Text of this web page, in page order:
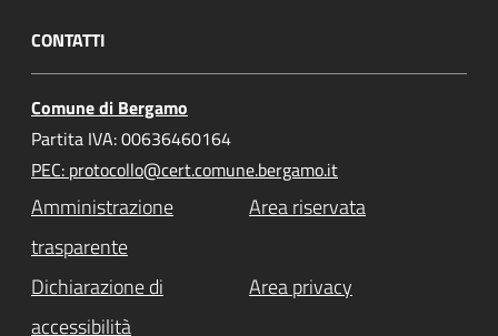
CONTATTI
Comune di Bergamo
Partita IVA: 00636460164
PEC: protocollo@cert.comune.bergamo.it
Amministrazione
trasparente
Area riservata
Dichiarazione di
accessibilità
Area privacy